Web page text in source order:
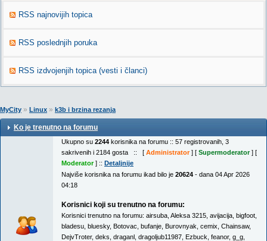
RSS najnovijih topica
RSS poslednjih poruka
RSS izdvojenjih topica (vesti i članci)
MyCity » Linux » k3b i brzina rezanja
Ko je trenutno na forumu
Ukupno su 2244 korisnika na forumu :: 57 registrovanih, 3
sakrivenih i 2184 gosta :: [ Administrator] [ Supermoderator] [
Moderator] :: Detaljnije
Najviše korisnika na forumu ikad bilo je 20624 - dana 04 Apr 2026
04:18
Korisnici koji su trenutno na forumu:
Korisnici trenutno na forumu: airsuba Aleksa 3215 avijacija bigfoot
bladesu bluesky, Botovac bufanje Burovnyak cemix Chainsaw,
DejvTroter, deks draganl dragoljub11987 Ezbuck feanor, g_g